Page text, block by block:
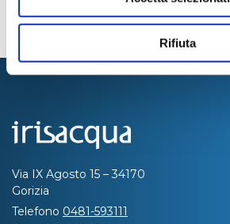
Rifiuta
Via IX Agosto 15 – 34170
Gorizia
Telefono 0481-593111